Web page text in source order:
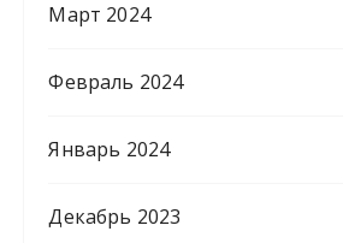
Март 2024
Февраль 2024
Январь 2024
Декабрь 2023